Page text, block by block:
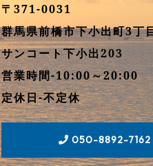
〒371-0031
群馬県前橋市下小出町3丁
サンコート下小出203
営業時間-10:00～20:00
定休日-不定休
050-8892-7162